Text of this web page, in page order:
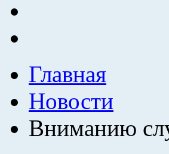
Главная
Новости
Вниманию